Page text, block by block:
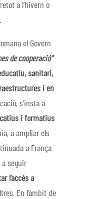
a l’hivern o
el Govern
de cooperació”
sanitari,
i en
s’insta a
i formatius
a ampliar els
a França
seguir
l’accés a
En l’àmbit de